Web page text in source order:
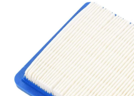
hvězdiček.